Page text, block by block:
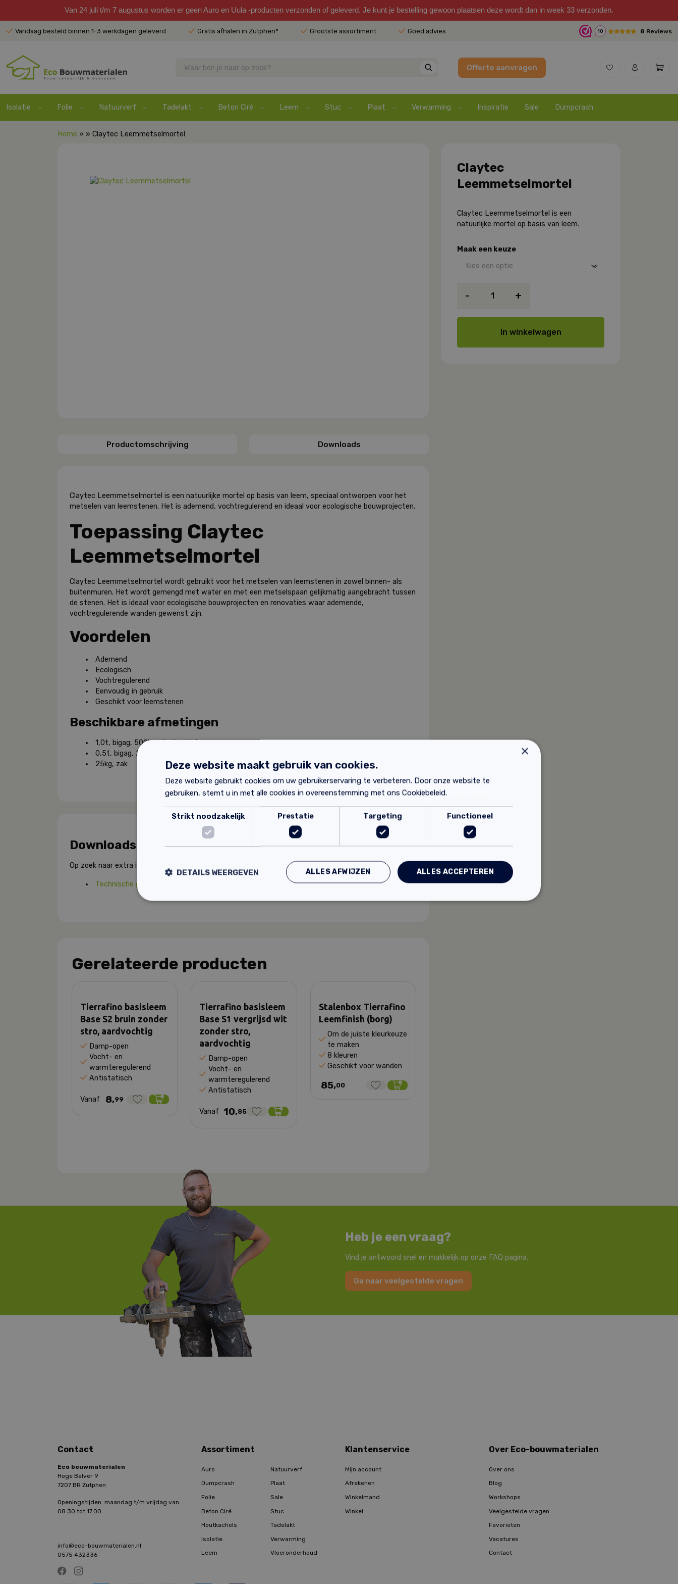
Van 24 juli t/m 7 augustus worden er geen Auro en Uula -producten verzonden of geleverd. Je kunt je bestelling gewoon plaatsen deze wordt dan in week 33 verzonden.
Vandaag besteld binnen 1-3 werkdagen geleverd Gratis afhalen in Zutphen* Grootste assortiment Goed advies 10 8 Reviews
Offerte aanvragen
Isolatie Folie Natuurverf Tadelakt Beton Ciré Leem Stuc Plaat Verwarming Inspiratie Sale Dumpcrash
Home » » Claytec Leemmetselmortel
Productomschrijving Downloads
Claytec Leemmetselmortel is een natuurlijke mortel op basis van leem, speciaal ontworpen voor het
metselen van leemstenen. Het is ademend, vochtregulerend en ideaal voor ecologische bouwprojecten.
Toepassing Claytec
Leemmetselmortel
Claytec Leemmetselmortel wordt gebruikt voor het metselen van leemstenen in zowel binnen- als
buitenmuren. Het wordt gemengd met water en met een metselspaan gelijkmatig aangebracht tussen
de stenen. Het is ideaal voor ecologische bouwprojecten en renovaties waar ademende,
vochtregulerende wanden gewenst zijn.
Voordelen
Ademend
Ecologisch
Vochtregulerend
Eenvoudig in gebruik
Geschikt voor leemstenen
Beschikbare afmetingen
1,0t, bigag, 500l metselmortel
0,5t, bigag, 250l metselmortel
25kg, zak
Downloads
Op zoek naar extra informatie over dit product? Hieronder vind je de productbladen:
Technische gegevens Claytec leemmetselmortel
Gerelateerde producten
Tierrafino basisleem
Base S2 bruin zonder
stro, aardvochtig
Damp-open
Vocht- en
warmteregulerend
Antistatisch
Vanaf 8,99
Tierrafino basisleem
Base S1 vergrijsd wit
zonder stro,
aardvochtig
Damp-open
Vocht- en
warmteregulerend
Antistatisch
Vanaf 10,85
Stalenbox Tierrafino
Leemfinish (borg)
Om de juiste kleurkeuze
te maken
8 kleuren
Geschikt voor wanden
85,00
Claytec
Leemmetselmortel
Claytec Leemmetselmortel is een
natuurlijke mortel op basis van leem.
Maak een keuze
-
Leemmetselmortel
+
In winkelwagen
Heb je een vraag?
Vind je antwoord snel en makkelijk op onze FAQ pagina.
Ga naar veelgestelde vragen
Contact
Eco bouwmaterialen
Hoge Balver 9
7207 BR Zutphen
Openingstijden: maandag t/m vrijdag van
08.30 tot 17.00
info@eco-bouwmaterialen.nl
0575 432336
Assortiment
Auro
Dumpcrash
Folie
Beton Ciré
Houtkachels
Isolatie
Leem
Natuurverf
Plaat
Sale
Stuc
Tadelakt
Verwarming
Vloeronderhoud
Klantenservice
Mijn account
Afrekenen
Winkelmand
Winkel
Over Eco-bouwmaterialen
Over ons
Blog
Workshops
Veelgestelde vragen
Favorieten
Vacatures
Contact
×
Deze website maakt gebruik van cookies.
Deze website gebruikt cookies om uw gebruikerservaring te verbeteren. Door onze website te
gebruiken, stemt u in met alle cookies in overeenstemming met ons Cookiebeleid.
Strikt noodzakelijk Prestatie Targeting Functioneel
ALLES ACCEPTEREN
ALLES AFWIJZEN
DETAILS WEERGEVEN